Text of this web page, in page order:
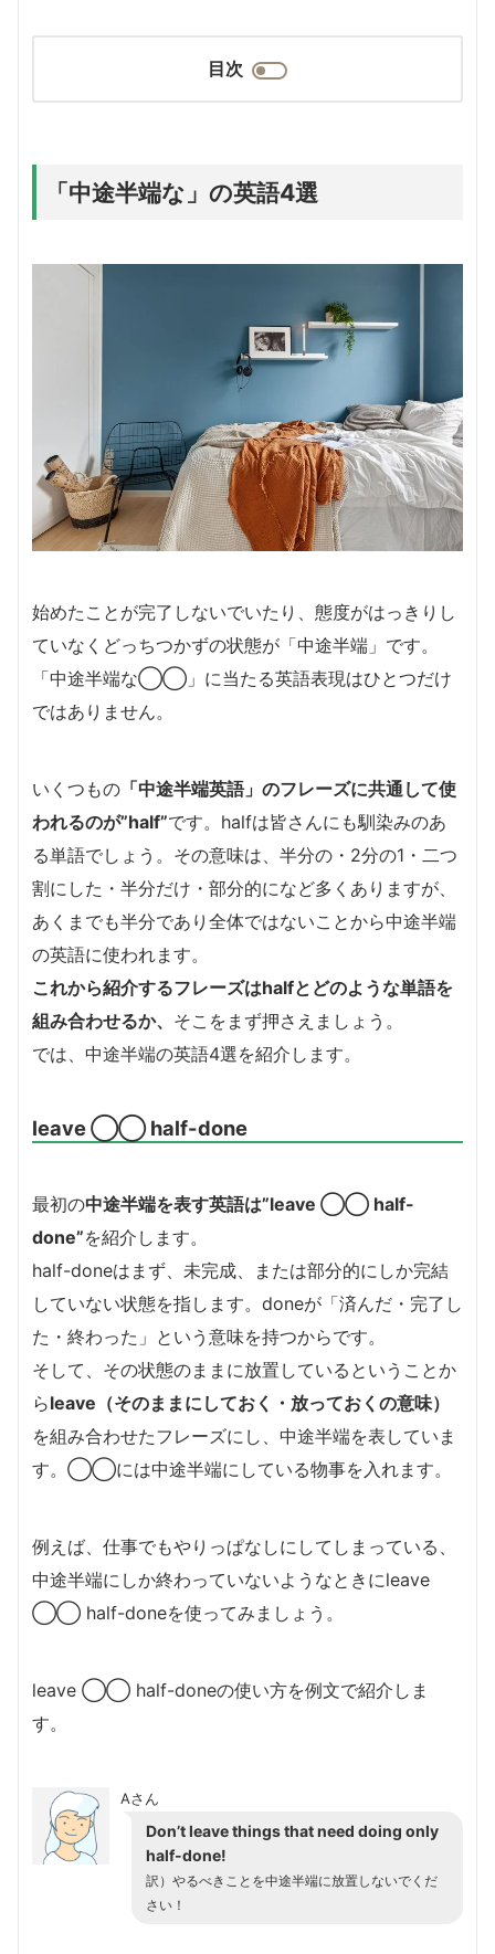
目次
「中途半端な」の英語4選
始めたことが完了しないでいたり、態度がはっきりし
ていなくどっちつかずの状態が「中途半端」です。
「中途半端な◯◯」に当たる英語表現はひとつだけ
ではありません。
いくつもの 「中途半端英語」のフレーズに共通して使
われるのが”half”です。halfは皆さんにも馴染みのあ
る単語でしょう。その意味は、半分の・2分の1・二つ
割にした・半分だけ・部分的になど多くありますが、
あくまでも半分であり全体ではないことから中途半端
の英語に使われます。
これから紹介するフレーズはhalfとどのような単語を
組み合わせるか、 そこをまず押さえましょう。
では、中途半端の英語4選を紹介します。
leave ◯◯ half-done
最初の中途半端を表す英語は”leave ◯◯ half-
done”を紹介します。
half-doneはまず、未完成、または部分的にしか完結
していない状態を指します。doneが「済んだ・完了し
た・終わった」という意味を持つからです。
そして、その状態のままに放置しているということか
らleave（そのままにしておく・放っておくの意味）
を組み合わせたフレーズにし、中途半端を表していま
す。◯◯には中途半端にしている物事を入れます。
例えば、仕事でもやりっぱなしにしてしまっている、
中途半端にしか終わっていないようなときにleave
◯◯ half-doneを使ってみましょう。
leave ◯◯ half-doneの使い方を例文で紹介しま
す。
Aさん
Don’t leave things that need doing only
half-done!
訳）やるべきことを中途半端に放置しないでくだ
さい！